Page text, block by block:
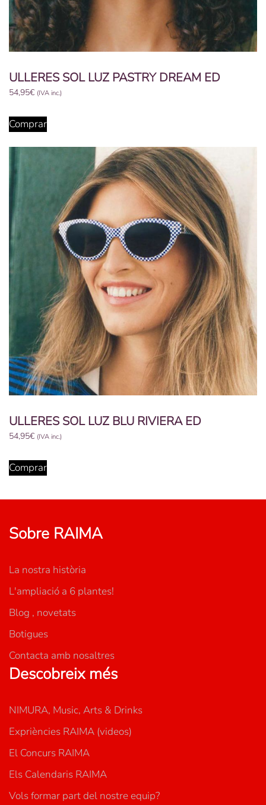
ULLERES SOL LUZ PASTRY DREAM ED
54,95€ (IVA inc.)
Comprar
ULLERES SOL LUZ BLU RIVIERA ED
54,95€ (IVA inc.)
Comprar
Sobre RAIMA
La nostra història
L'ampliació a 6 plantes!
Blog , novetats
Botigues
Contacta amb nosaltres
Descobreix més
NIMURA, Music, Arts & Drinks
Expriències RAIMA (videos)
El Concurs RAIMA
Els Calendaris RAIMA
Vols formar part del nostre equip?